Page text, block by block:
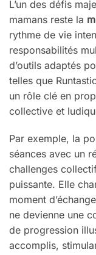
L’un des défis
mamans reste la
rythme de vie
responsabilités
d’outils adaptés
telles que
un rôle clé en
collective et
Par exemple, la
séances avec un
challenges
puissante. Elle
moment
ne devienne une
de progression
accomplis,